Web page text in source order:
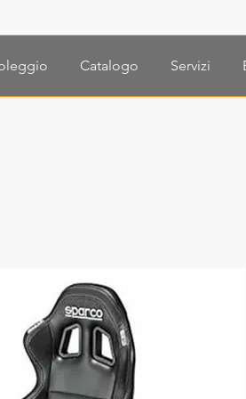
Catalogo Servizi